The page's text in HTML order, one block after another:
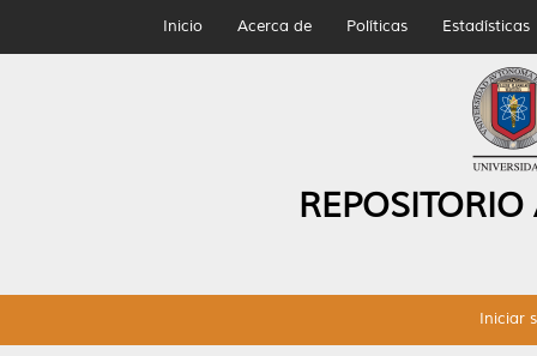
Inicio Acerca de Políticas Estadísticas
Iniciar